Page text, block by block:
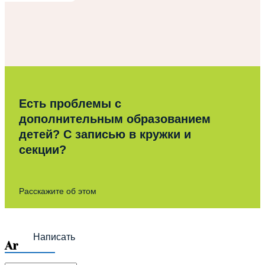
Есть проблемы с
дополнительным образованием
детей? С записью в кружки и
секции?
Расскажите об этом
Написать
Archives